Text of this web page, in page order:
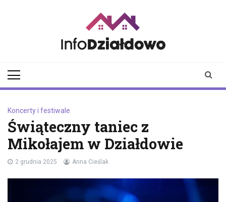
Koncerty i festiwale
Świąteczny taniec z
Mikołajem w Działdowie
2 grudnia 2025 Anna Cieślak